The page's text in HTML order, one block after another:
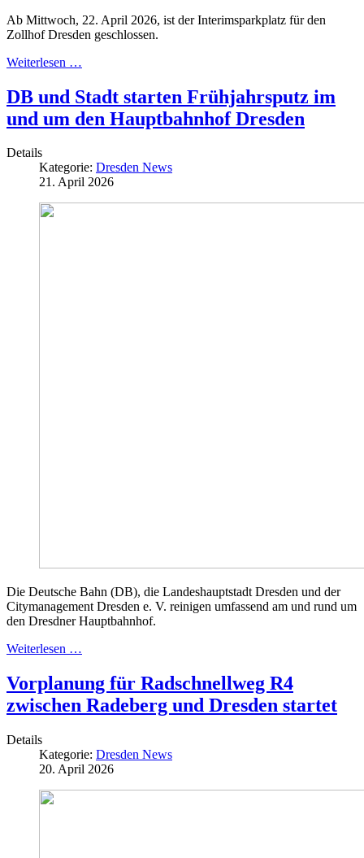
Ab Mittwoch, 22. April 2026, ist der Interimsparkplatz für den
Zollhof Dresden geschlossen.
Weiterlesen …
DB und Stadt starten Frühjahrsputz im
und um den Hauptbahnhof Dresden
Details
Kategorie: Dresden News
21. April 2026
Die Deutsche Bahn (DB), die Landeshauptstadt Dresden und der
Citymanagement Dresden e. V. reinigen umfassend am und rund um
den Dresdner Hauptbahnhof.
Weiterlesen …
Vorplanung für Radschnellweg R4
zwischen Radeberg und Dresden startet
Details
Kategorie: Dresden News
20. April 2026